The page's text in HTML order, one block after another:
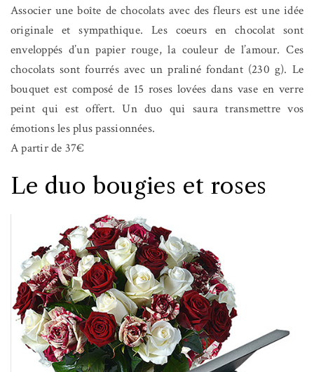
Associer une boîte de chocolats avec des fleurs est une idée
originale et sympathique. Les coeurs en chocolat sont
enveloppés d’un papier rouge, la couleur de l’amour. Ces
chocolats sont fourrés avec un praliné fondant (230 g). Le
bouquet est composé de 15 roses lovées dans vase en verre
peint qui est offert. Un duo qui saura transmettre vos
émotions les plus passionnées.
A partir de 37€
Le duo bougies et roses